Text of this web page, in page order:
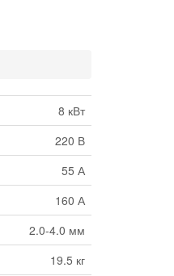
8 кВт
220 В
55 А
160 А
2.0-4.0 мм
19.5 кг